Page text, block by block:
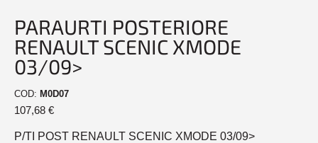
PARAURTI POSTERIORE
RENAULT SCENIC XMODE
03/09>
COD: M0D07
107,68 €
P/TI POST RENAULT SCENIC XMODE 03/09>